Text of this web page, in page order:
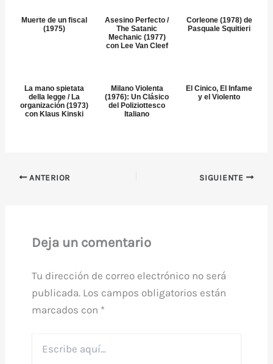
Muerte de un fiscal
(1975)
Asesino Perfecto /
The Satanic
Mechanic (1977)
con Lee Van Cleef
Corleone (1978) de
Pasquale Squitieri
La mano spietata
della legge / La
organización (1973)
con Klaus Kinski
Milano Violenta
(1976): Un Clásico
del Poliziottesco
Italiano
El Cinico, El Infame
y el Violento
ANTERIOR SIGUIENTE
Deja un comentario
Tu dirección de correo electrónico no será
publicada. Los campos obligatorios están
marcados con *
aquí...